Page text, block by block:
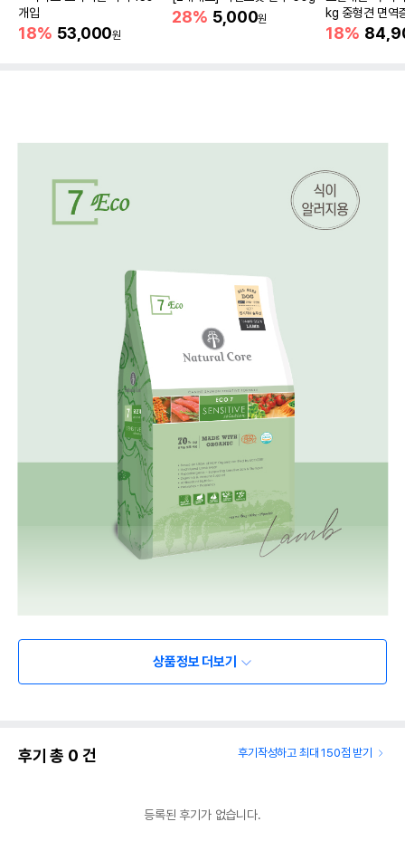
개입
18% 53,000원
28% 5,000원
kg 중형견 면역
18%
상품정보 더보기
후기 총 0 건 후기작성하고 최대 150점 받기
등록된 후기가 없습니다.